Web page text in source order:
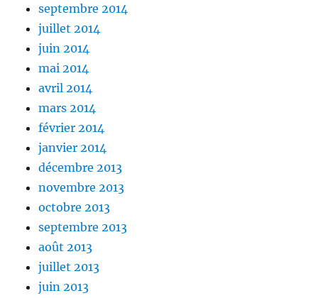
septembre 2014
juillet 2014
juin 2014
mai 2014
avril 2014
mars 2014
février 2014
janvier 2014
décembre 2013
novembre 2013
octobre 2013
septembre 2013
août 2013
juillet 2013
juin 2013